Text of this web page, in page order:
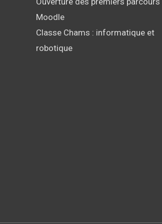
Moodle
Classe Chams : informatique et
robotique